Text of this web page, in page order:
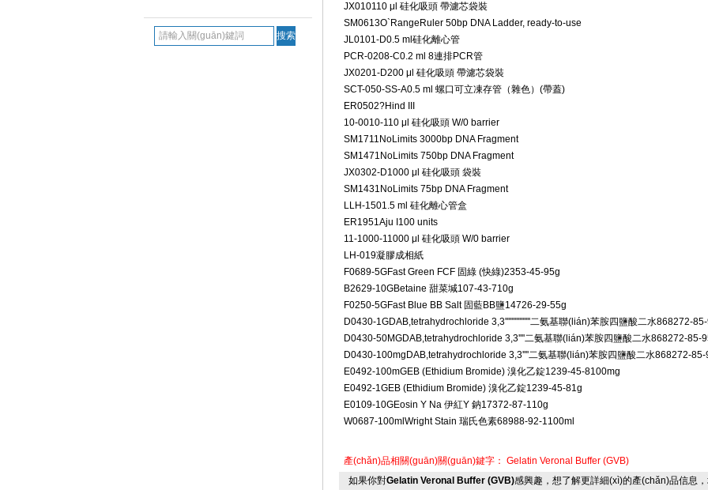
JX010110 μl 硅化吸頭 帶濾芯袋裝
SM0613O`RangeRuler 50bp DNA Ladder, ready-to-use
JL0101-D0.5 ml硅化離心管
PCR-0208-C0.2 ml 8連排PCR管
JX0201-D200 μl 硅化吸頭 帶濾芯袋裝
SCT-050-SS-A0.5 ml 螺口可立凍存管（雜色）(帶蓋)
ER0502?Hind III
10-0010-110 μl 硅化吸頭 W/0 barrier
SM1711 NoLimits 3000bp DNA Fragment
SM1471 NoLimits 750bp DNA Fragment
JX0302-D1000 μl 硅化吸頭 袋裝
SM1431 NoLimits 75bp DNA Fragment
LLH-1501.5 ml 硅化離心管盒
ER1951Aju I 100 units
11-1000-11000 μl 硅化吸頭 W/0 barrier
LH-019凝膠成相紙
F0689-5GFast Green FCF 固綠 (快綠)2353-45-95g
B2629-10GBetaine 甜菜堿107-43-710g
F0250-5GFast Blue BB Salt 固藍BB鹽14726-29-55g
D0430-1GDAB,tetrahydrochloride 3,3''''''''''''''''二氨基聯(lián)苯胺四鹽酸二水868272-
D0430-50MGDAB,tetrahydrochloride 3,3''''二氨基聯(lián)苯胺四鹽酸二水868272-85-9
D0430-100mg DAB,tetrahydrochloride 3,3''''二氨基聯(lián)苯胺四鹽酸二水868272-85-
E0492-100mGEB (Ethidium Bromide) 溴化乙錠1239-45-8100mg
E0492-1GEB (Ethidium Bromide) 溴化乙錠1239-45-81g
E0109-10GEosin Y Na 伊紅Y 鈉17372-87-110g
W0687-100ml Wright Stain 瑞氏色素68988-92-1100ml
產(chǎn)品相關(guān)關(guān)鍵字： Gelatin Veronal Buffer (GVB)
如果你對Gelatin Veronal Buffer (GVB)感興趣，想了解更詳細(xì)的產(chǎn)品信息